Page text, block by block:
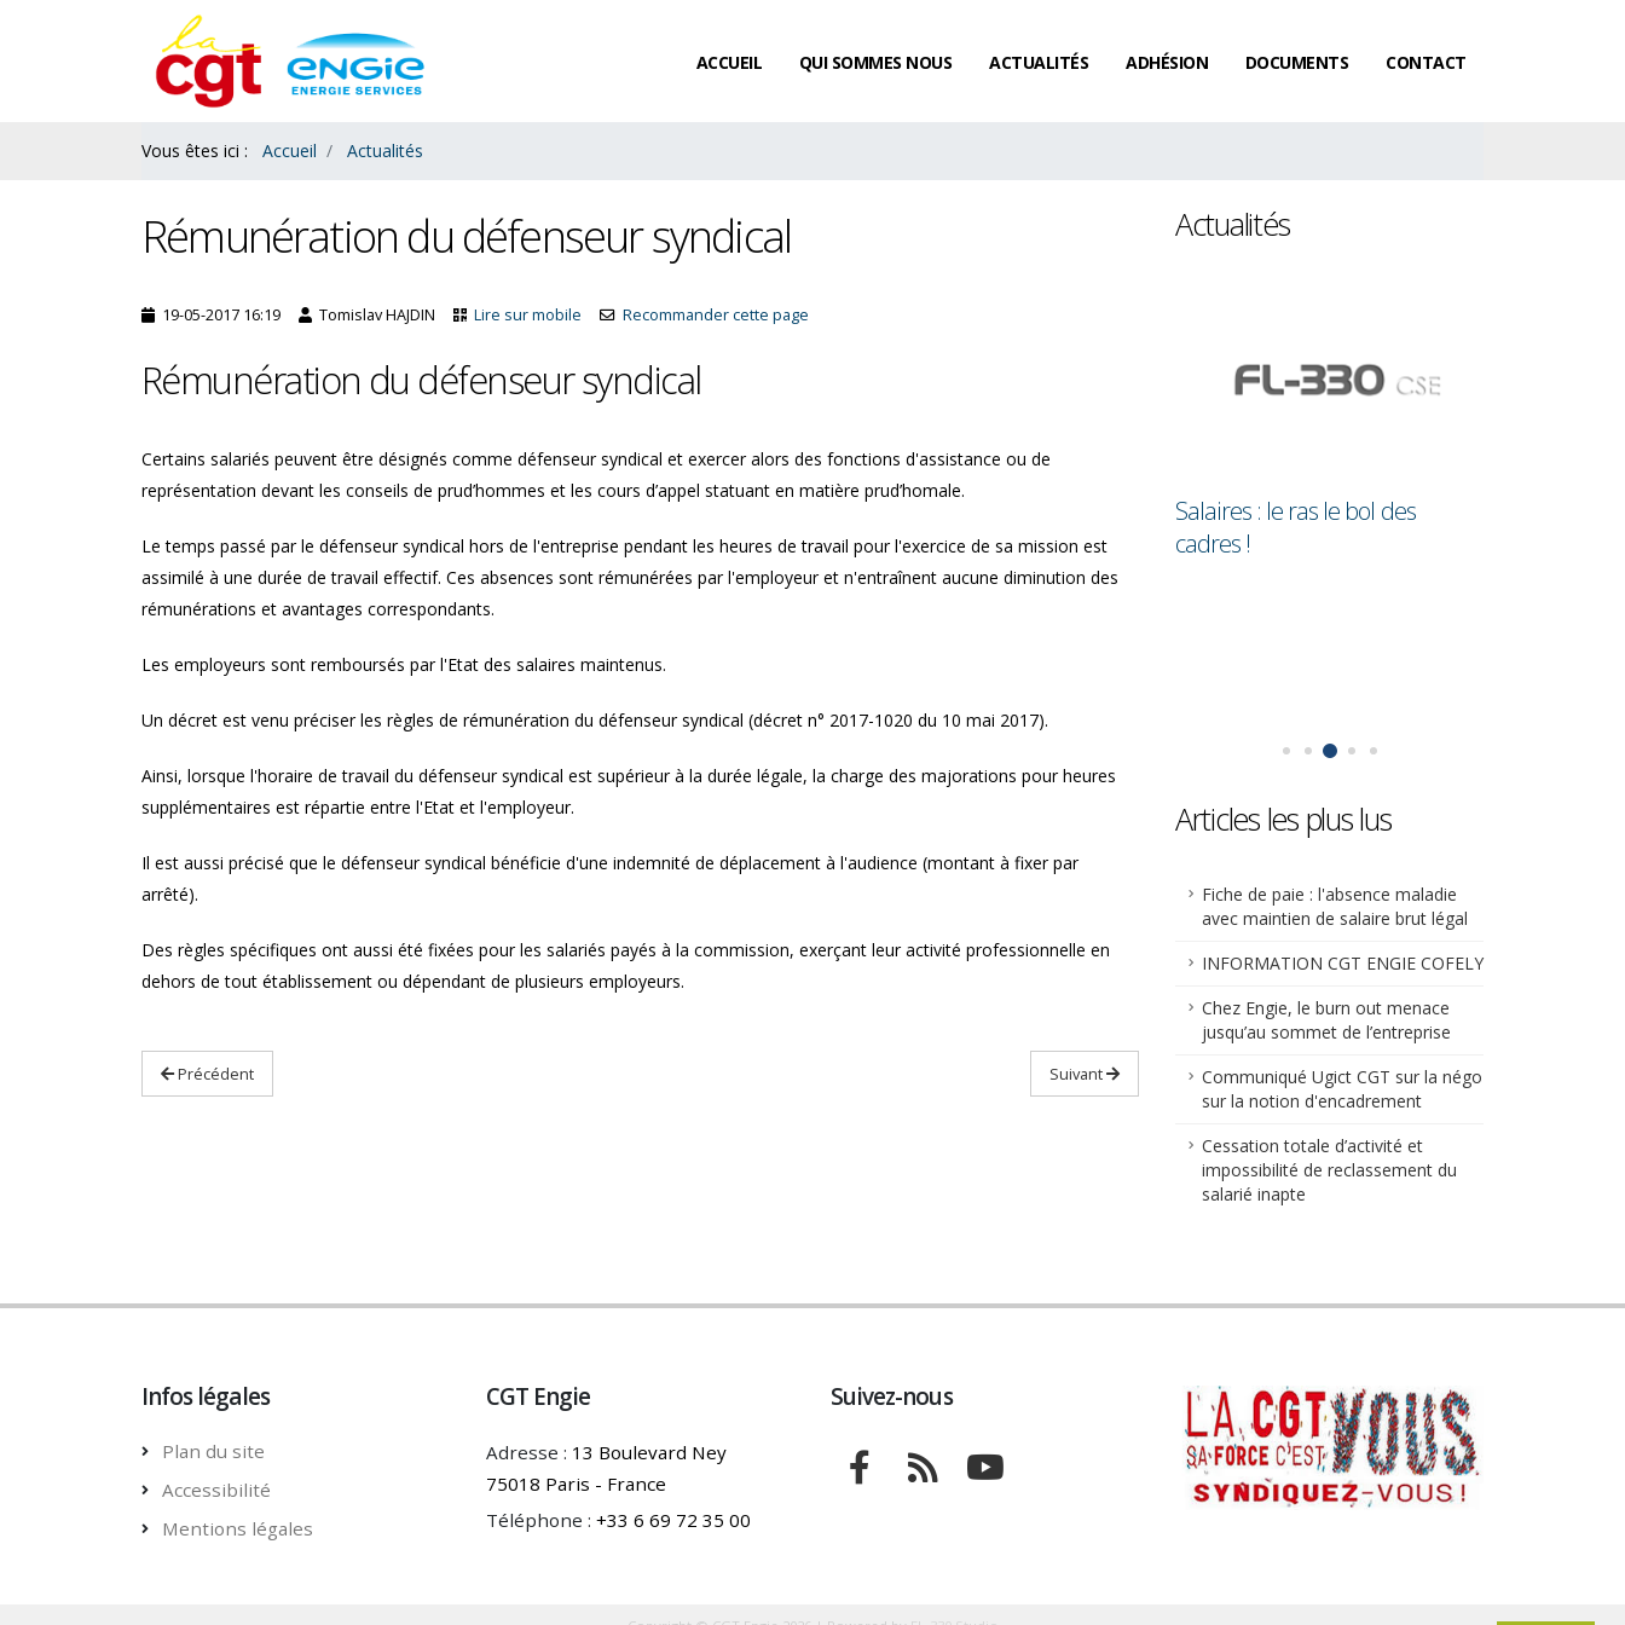
ACCUEIL QUI SOMMES NOUS ACTUALITÉS ADHÉSION DOCUMENTS CONTACT
Vous êtes ici : Accueil Actualités
Rémunération du défenseur syndical
19-05-2017 16:19 Tomislav HAJDIN Lire sur mobile Recommander cette page
Rémunération du défenseur syndical
Certains salariés peuvent être désignés comme défenseur syndical et exercer alors des fonctions d'assistance ou de
représentation devant les conseils de prud’hommes et les cours d’appel statuant en matière prud’homale.
Le temps passé par le défenseur syndical hors de l'entreprise pendant les heures de travail pour l'exercice de sa mission est
assimilé à une durée de travail effectif. Ces absences sont rémunérées par l'employeur et n'entraînent aucune diminution des
rémunérations et avantages correspondants.
Les employeurs sont remboursés par l'Etat des salaires maintenus.
Un décret est venu préciser les règles de rémunération du défenseur syndical (décret n° 2017-1020 du 10 mai 2017).
Ainsi, lorsque l'horaire de travail du défenseur syndical est supérieur à la durée légale, la charge des majorations pour heures
supplémentaires est répartie entre l'Etat et l'employeur.
Il est aussi précisé que le défenseur syndical bénéficie d'une indemnité de déplacement à l'audience (montant à fixer par
arrêté).
Des règles spécifiques ont aussi été fixées pour les salariés payés à la commission, exerçant leur activité professionnelle en
dehors de tout établissement ou dépendant de plusieurs employeurs.
Précédent Suivant
Actualités
de congés payés
maintenue pendant
Existe-t-il un délai de
prescription de la faute ?
l'activité du salarié en télétravail
en moyenne 28,7% de moins
que les hommes
Salaires : le ras le bol des
cadres !
Articles les plus lus
Fiche de paie : l'absence maladie
avec maintien de salaire brut légal
INFORMATION CGT ENGIE COFELY
Chez Engie, le burn out menace
jusqu’au sommet de l’entreprise
Communiqué Ugict CGT sur la négo
sur la notion d'encadrement
Cessation totale d’activité et
impossibilité de reclassement du
salarié inapte
Infos légales
Plan du site
Accessibilité
Mentions légales
CGT Engie
Adresse : 13 Boulevard Ney
75018 Paris - France
Téléphone : +33 6 69 72 35 00
Suivez-nous